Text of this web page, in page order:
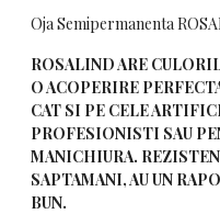
Oja Semipermanenta
ROSALIND ARE
O ACOPERIRE
CAT SI PE CELE
PROFESIONISTI SAU
MANICHIURA.
SAPTAMANI, AU UN
BUN.